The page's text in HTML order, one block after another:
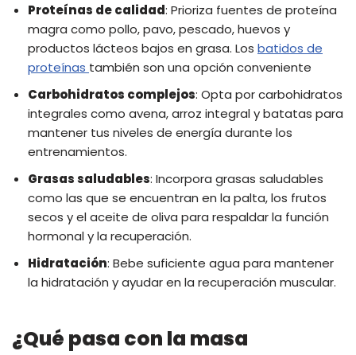
Proteínas de calidad: Prioriza fuentes de proteína
magra como pollo, pavo, pescado, huevos y
productos lácteos bajos en grasa. Los batidos de
proteínas también son una opción conveniente
Carbohidratos complejos: Opta por carbohidratos
integrales como avena, arroz integral y batatas para
mantener tus niveles de energía durante los
entrenamientos.
Grasas saludables: Incorpora grasas saludables
como las que se encuentran en la palta, los frutos
secos y el aceite de oliva para respaldar la función
hormonal y la recuperación.
Hidratación: Bebe suficiente agua para mantener
la hidratación y ayudar en la recuperación muscular.
¿Qué pasa con la masa